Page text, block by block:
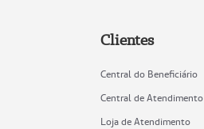
Clientes
Central do Beneficiário
Central de Atendimento
Loja de Atendimento